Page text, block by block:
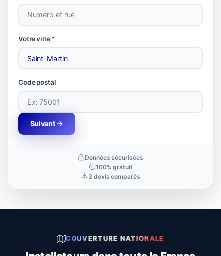
Votre ville *
Code postal
Suivant
Données sécurisées
100% gratuit
3 devis comparés
COUVERTURE NATIONALE